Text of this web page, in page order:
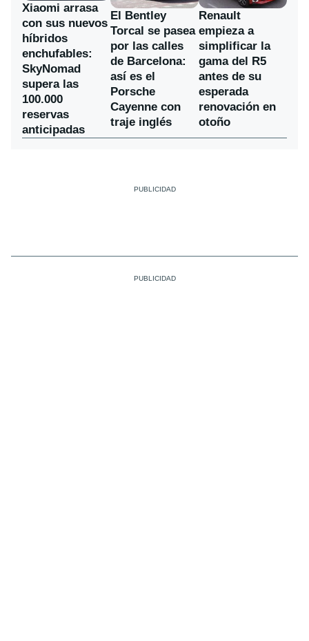
Xiaomi arrasa
con sus nuevos
híbridos
enchufables:
SkyNomad
supera las
100.000
reservas
anticipadas
El Bentley
Torcal se pasea
por las calles
de Barcelona:
así es el
Porsche
Cayenne con
traje inglés
Renault
empieza a
simplificar la
gama del R5
antes de su
esperada
renovación en
otoño